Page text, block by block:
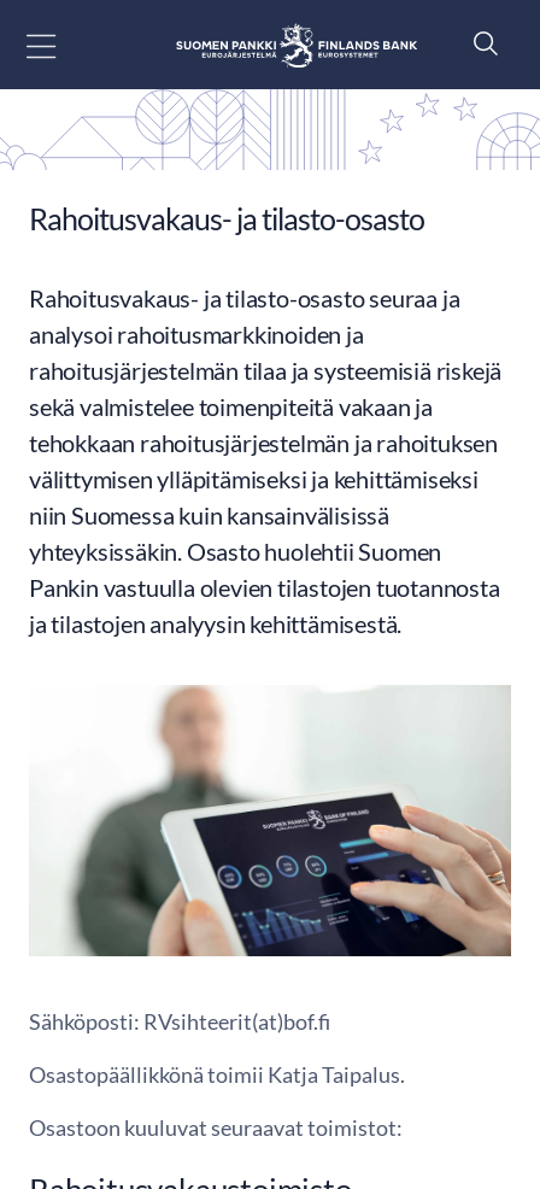
Rahoitusvakaus- ja tilasto-osasto
Rahoitusvakaus- ja tilasto-osasto seuraa ja
analysoi rahoitusmarkkinoiden ja
rahoitusjärjestelmän tilaa ja systeemisiä riskejä
sekä valmistelee toimenpiteitä vakaan ja
tehokkaan rahoitusjärjestelmän ja rahoituksen
välittymisen ylläpitämiseksi ja kehittämiseksi
niin Suomessa kuin kansainvälisissä
yhteyksissäkin. Osasto huolehtii Suomen
Pankin vastuulla olevien tilastojen tuotannosta
ja tilastojen analyysin kehittämisestä.
Sähköposti: RVsihteerit(at)bof.fi
Osastopäällikkönä toimii Katja Taipalus.
Osastoon kuuluvat seuraavat toimistot: